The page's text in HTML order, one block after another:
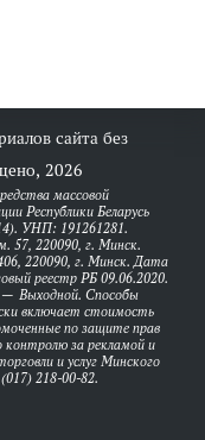
сайта без
2026
массовой
Республики Беларусь
УНП: 191261281.
57, 220090, г. Минск.
220090, г. Минск. Дата
реестр РБ 09.06.2020.
Выходной. Способы
включает стоимость
по защите прав
за рекламой и
и услуг Минского
218-00-82.